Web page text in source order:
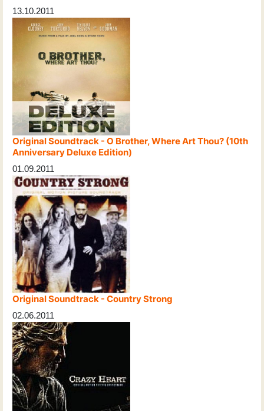
13.10.2011
Original Soundtrack - O Brother, Where Art Thou? (10th
Anniversary Deluxe Edition)
01.09.2011
Original Soundtrack - Country Strong
02.06.2011